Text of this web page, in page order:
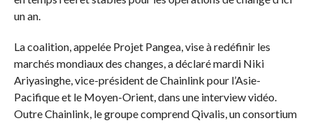
un an.
La coalition, appelée Projet Pangea, vise à redéfinir les
marchés mondiaux des changes, a déclaré mardi Niki
Ariyasinghe, vice-président de Chainlink pour l’Asie-
Pacifique et le Moyen-Orient, dans une interview vidéo.
Outre Chainlink, le groupe comprend Qivalis, un consortium